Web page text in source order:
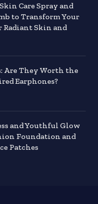
Care Spray and
to Transform Your
Skin and
Are They Worth the
Earphones?
and Youthful Glow
Foundation and
Patches